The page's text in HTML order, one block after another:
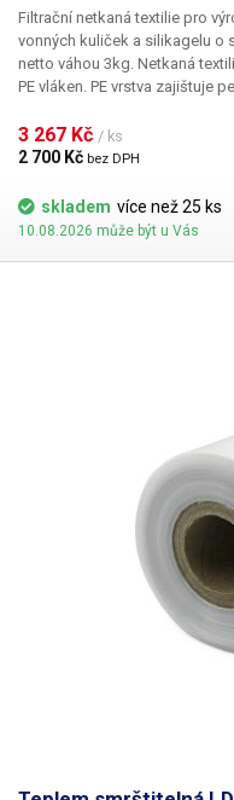
Filtrační netkaná textilie pro
vonných kuliček a silikagelu o
netto váhou 3kg. Netkaná
PE vláken. PE vrstva zajištuje
určeno pro balící stroj s
manuální balenípomocí
od -40°C do 120°C a je vhodná
vysoušecích silikagel pytlíků
3 267 Kč / ks
2 700 Kč bez DPH
skladem více než 25 ks
10.08.2026 může být u Vás